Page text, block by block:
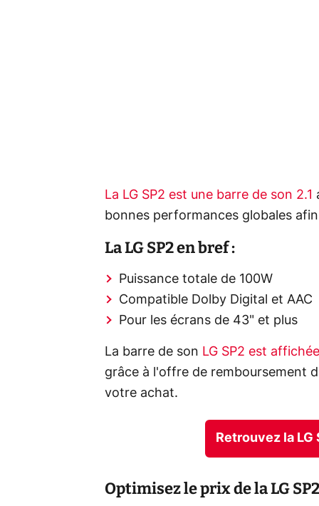
La LG SP2 est une barre de son 2.1
bonnes performances globales
La LG SP2 en bref :
Puissance totale de 100W
Compatible Dolby Digital et AAC
Pour les écrans de 43" et plus
La barre de son LG SP2 est
grâce à l'offre de remboursement
votre achat.
Retrouvez la
Optimisez le prix de la LG